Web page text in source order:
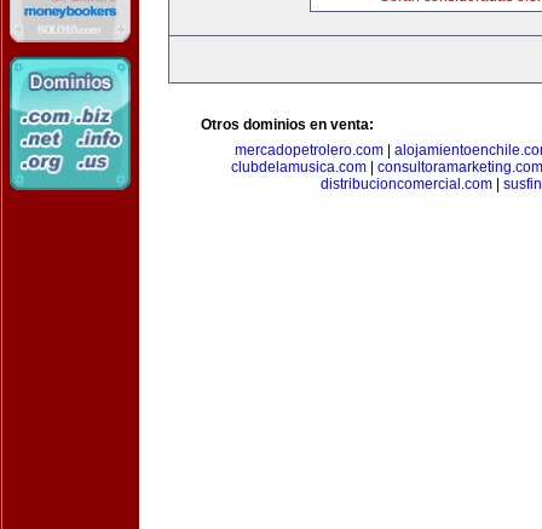
Otros dominios en venta:
mercadopetrolero.com|
clubdelamusica.com
consultoramarketing.com
distribucioncomercial.com